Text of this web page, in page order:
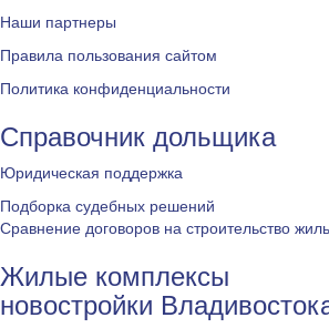
Наши партнеры
Правила пользования сайтом
Политика конфиденциальности
Справочник дольщика
Юридическая поддержка
Подборка судебных решений
Сравнение договоров на строительство
Жилые комплексы
новостройки